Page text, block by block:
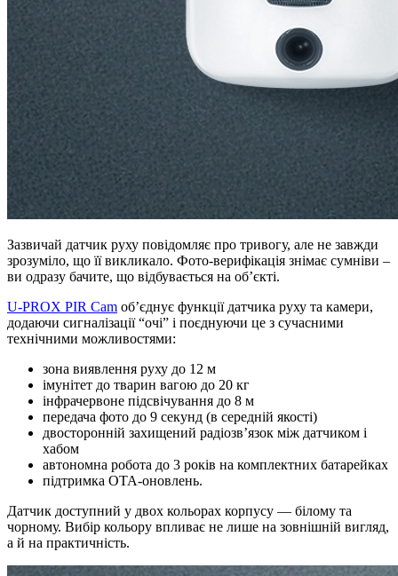
Зазвичай датчик руху повідомляє про тривогу, але не завжди
зрозуміло, що її викликало. Фото-верифікація знімає сумніви –
ви одразу бачите, що відбувається на об’єкті.
U-PROX PIR Cam об’єднує функції датчика руху та камери,
додаючи сигналізації “очі” і поєднуючи це з сучасними
технічними можливостями:
зона виявлення руху до 12 м
імунітет до тварин вагою до 20 кг
інфрачервоне підсвічування до 8 м
передача фото до 9 секунд (в середній якості)
двосторонній захищений радіозв’язок між датчиком і
хабом
автономна робота до 3 років на комплектних батарейках
підтримка OTA-оновлень.
Датчик доступний у двох кольорах корпусу — білому та
чорному. Вибір кольору впливає не лише на зовнішній вигляд,
а й на практичність.